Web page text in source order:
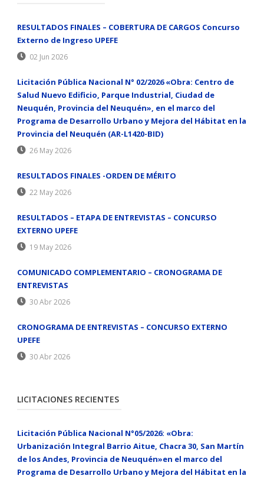
RESULTADOS FINALES – COBERTURA DE CARGOS Concurso
Externo de Ingreso UPEFE
02 Jun 2026
Licitación Pública Nacional N° 02/2026 «Obra: Centro de
Salud Nuevo Edificio, Parque Industrial, Ciudad de
Neuquén, Provincia del Neuquén», en el marco del
Programa de Desarrollo Urbano y Mejora del Hábitat en la
Provincia del Neuquén (AR-L1420-BID)
26 May 2026
RESULTADOS FINALES -ORDEN DE MÉRITO
22 May 2026
RESULTADOS – ETAPA DE ENTREVISTAS – CONCURSO
EXTERNO UPEFE
19 May 2026
COMUNICADO COMPLEMENTARIO – CRONOGRAMA DE
ENTREVISTAS
30 Abr 2026
CRONOGRAMA DE ENTREVISTAS – CONCURSO EXTERNO
UPEFE
30 Abr 2026
LICITACIONES RECIENTES
Licitación Pública Nacional N°05/2026: «Obra:
Urbanización Integral Barrio Aitue, Chacra 30, San Martín
de los Andes, Provincia de Neuquén»en el marco del
Programa de Desarrollo Urbano y Mejora del Hábitat en la